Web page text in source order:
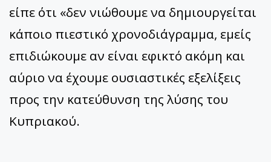
είπε ότι «δεν νιώθουμε να δημιουργείται
κάποιο πιεστικό χρονοδιάγραμμα, εμείς
επιδιώκουμε αν είναι εφικτό ακόμη και
αύριο να έχουμε ουσιαστικές εξελίξεις
προς την κατεύθυνση της λύσης του
Κυπριακού.